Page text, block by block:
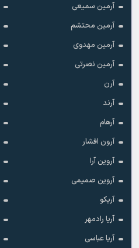
آرمین سمیعی
آرمین محتشم
آرمین مهدوی
آرمین نصرتی
آرن
آرند
آرهام
آرون افشار
آروین آرا
آروین صمیمی
آریکو
آریا رادمهر
آریا عباسی